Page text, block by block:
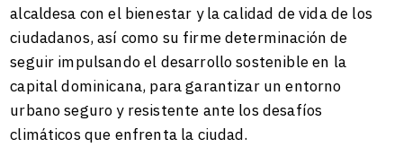
alcaldesa con el bienestar y la calidad de vida de los
ciudadanos, así como su firme determinación de
seguir impulsando el desarrollo sostenible en la
capital dominicana, para garantizar un entorno
urbano seguro y resistente ante los desafíos
climáticos que enfrenta la ciudad.